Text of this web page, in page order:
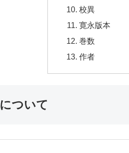
校異
寛永版本
巻数
作者
ついて